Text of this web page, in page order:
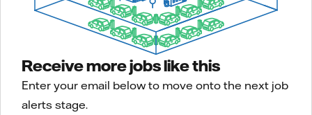
Receive more jobs like this
Enter your email below to move onto the next job
alerts stage.